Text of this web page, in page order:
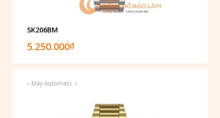
SK206BM
5.250.000₫
- Máy Automatic -